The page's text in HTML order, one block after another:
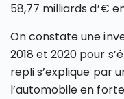
58,77 milliards d’€
On constate une
2018 et 2020 pour
repli s’explique par
l’automobile en